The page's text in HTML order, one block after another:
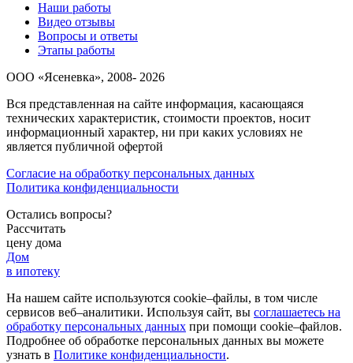
Наши работы
Видео отзывы
Вопросы и ответы
Этапы работы
ООО «Ясеневка», 2008- 2026
Вся представленная на сайте информация, касающаяся
технических характеристик, стоимости проектов, носит
информационный характер, ни при каких условиях не
является публичной офертой
Согласие на обработку персональных данных
Политика конфиденциальности
Остались вопросы?
Рассчитать
цену дома
Дом
в ипотеку
На нашем сайте используются cookie–файлы, в том числе
сервисов веб–аналитики. Используя сайт, вы соглашаетесь на
обработку персональных данных при помощи cookie–файлов.
Подробнее об обработке персональных данных вы можете
узнать в Политике конфиденциальности.